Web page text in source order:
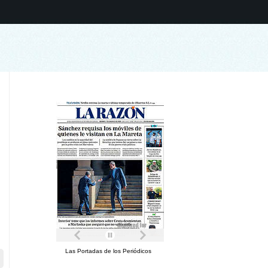
Las Portadas de los Periódicos